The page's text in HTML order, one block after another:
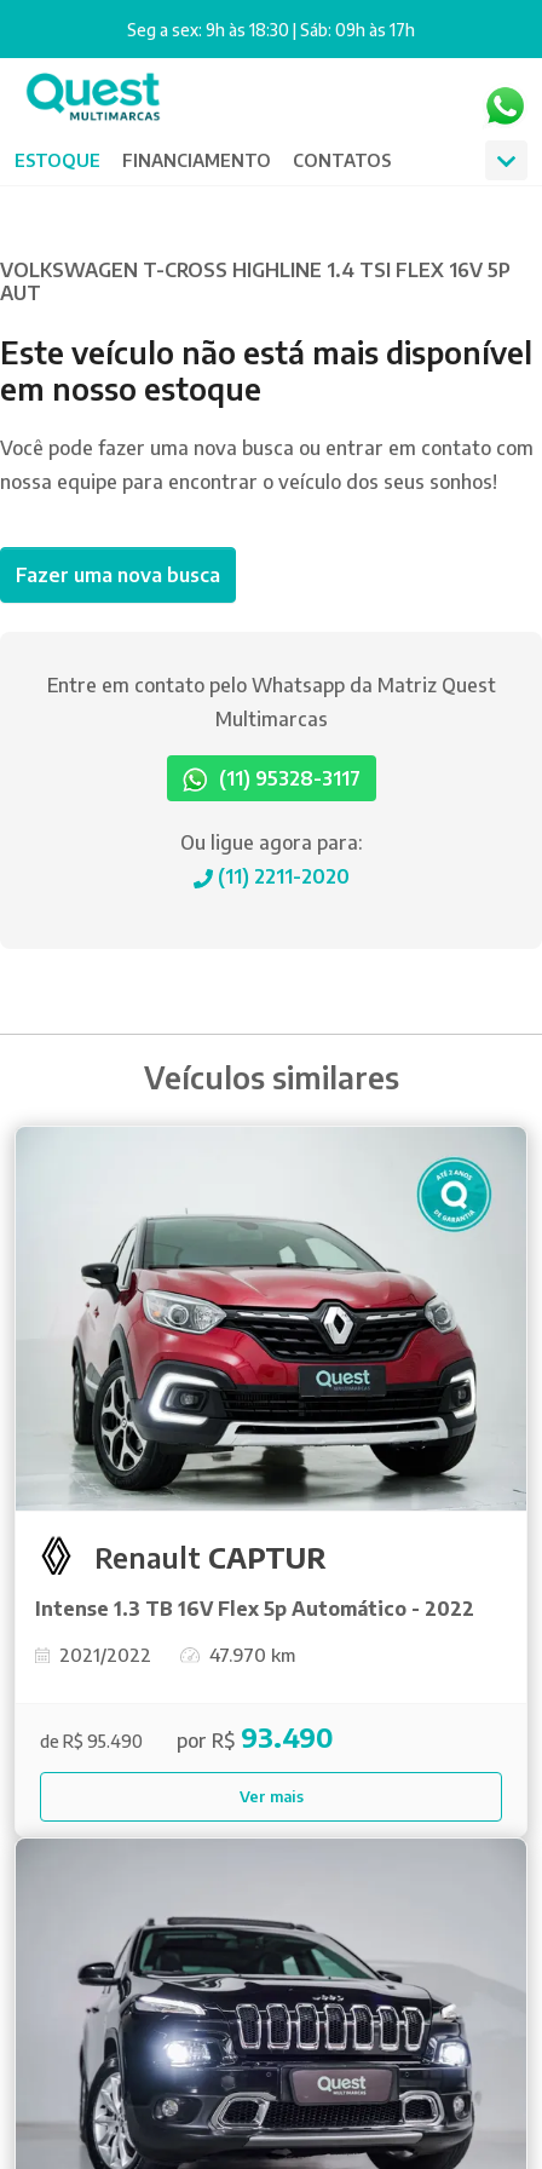
Seg a sex: 9h às 18:30 | Sáb: 09h às 17h
ESTOQUE FINANCIAMENTO CONTATOS
VOLKSWAGEN T-CROSS HIGHLINE 1.4 TSI FLEX 16V 5P
AUT
Este veículo não está mais disponível
em nosso estoque
Você pode fazer uma nova busca ou entrar em contato com
nossa equipe para encontrar o veículo dos seus sonhos!
Fazer uma nova busca
Entre em contato pelo Whatsapp da Matriz Quest
Multimarcas
(11) 95328-3117
Ou ligue agora para:
(11) 2211-2020
Veículos similares
Renault CAPTUR
Intense 1.3 TB 16V Flex 5p Automático - 2022
2021/2022 47.970 km
de R$ 95.490 por R$ 93.490
Ver mais